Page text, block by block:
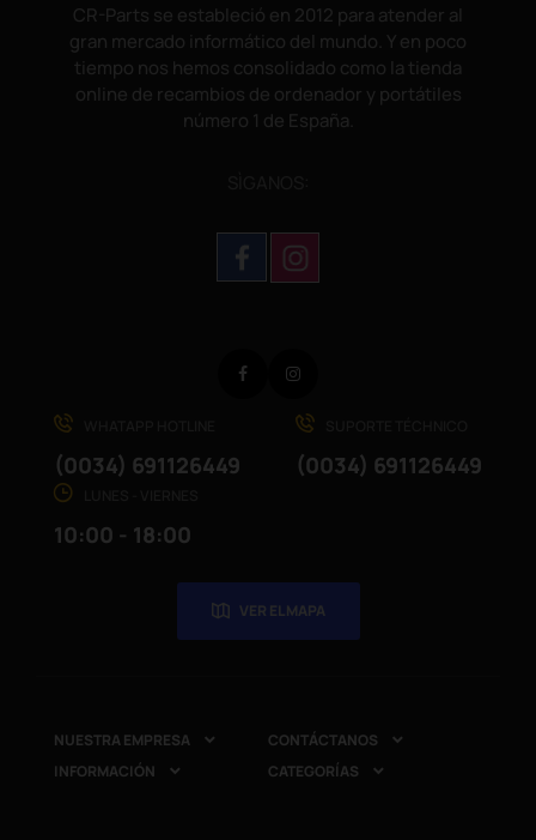
CR-Parts se estableció en 2012 para atender al
gran mercado informático del mundo. Y en poco
tiempo nos hemos consolidado como la tienda
online de recambios de ordenador y portátiles
número 1 de España.
(0034) 691126449 (0034) 691126449
10:00 - 18:00
VER EL MAPA
Facebook
NUESTRA EMPRESA  CONTÁCTANOS 
INFORMACIÓN  CATEGORÍAS 